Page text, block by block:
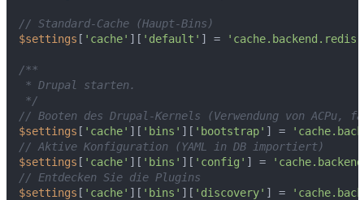
// Standard-Cache (Haupt-Bins)
$settings [ 'cache' ][ 'default' ] = 'cache.backend.redis'
/**
* Drupal starten.
*/
// Booten des Drupal-Kernels (Verwendung von ACPu,
$settings [ 'cache' ][ 'bins' ][ 'bootstrap' ] =
// Aktive Konfiguration (YAML in DB importiert)
$settings [ 'cache' ][ 'bins' ][ 'config' ] =
// Entdecken Sie die Plugins
$settings [ 'cache' ][ 'bins' ][ 'discovery' ] =